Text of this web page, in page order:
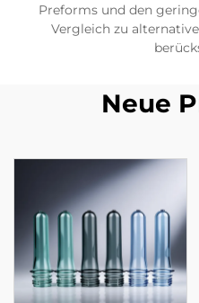
Preforms und den
Vergleich zu
Neue